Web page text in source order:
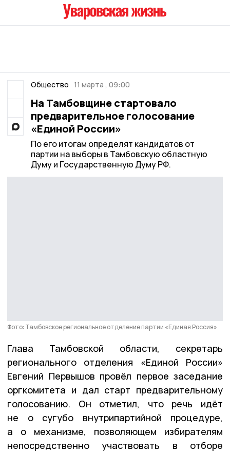
Общество 11 марта , 09:00
На Тамбовщине стартовало
предварительное голосование
«Единой России»
По его итогам определят кандидатов от
партии на выборы в Тамбовскую областную
Думу и Государственную Думу РФ.
Фото: Тамбовское региональное отделение партии «Единая Россия»
Глава Тамбовской области, секретарь
регионального отделения «Единой России»
Евгений Первышов провёл первое заседание
оргкомитета и дал старт предварительному
голосованию. Он отметил, что речь идёт
не о сугубо внутрипартийной процедуре,
а о механизме, позволяющем избирателям
непосредственно участвовать в отборе